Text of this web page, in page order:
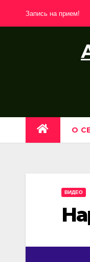
Запись на прием!
О
ВИДЕО